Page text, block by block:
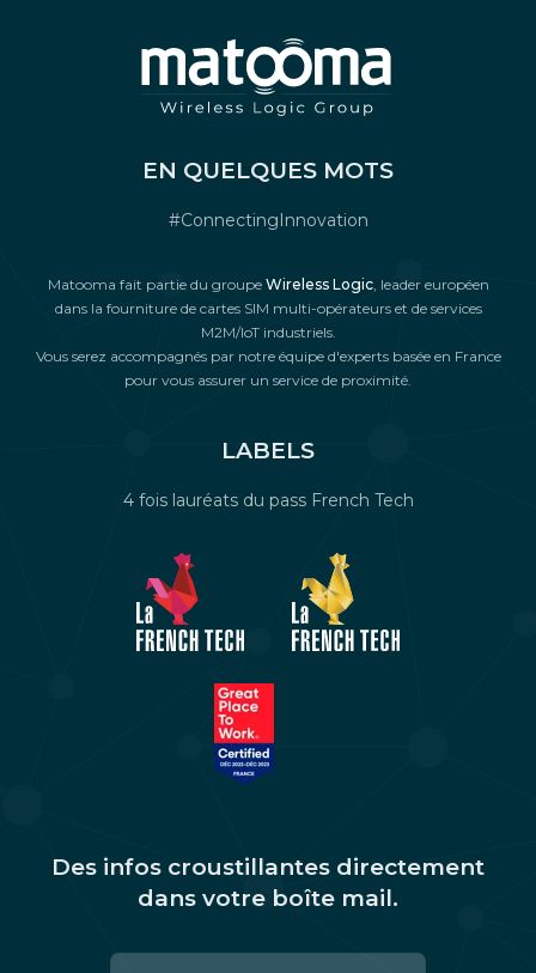
EN QUELQUES MOTS
#ConnectingInnovation
Matooma fait partie du groupe Wireless Logic, leader européen
dans la fourniture de cartes SIM multi-opérateurs et de services
M2M/IoT industriels.
Vous serez accompagnés par notre équipe d'experts basée en France
pour vous assurer un service de proximité.
LABELS
4 fois lauréats du pass French Tech
Des infos croustillantes directement
dans votre boîte mail.